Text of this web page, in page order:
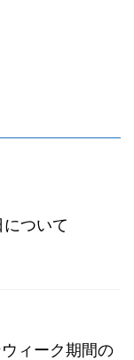
について
ィーク期間の